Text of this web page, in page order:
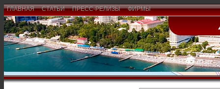
ГЛАВНАЯ СТАТЬИ ПРЕСС-РЕЛИЗЫ ФИРМЫ